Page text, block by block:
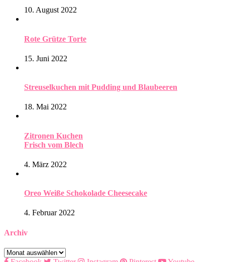
10. August 2022
Rote Grütze Torte
15. Juni 2022
Streuselkuchen mit Pudding und Blaubeeren
18. Mai 2022
Zitronen Kuchen
Frisch vom Blech
4. März 2022
Oreo Weiße Schokolade Cheesecake
4. Februar 2022
Archiv
Archiv